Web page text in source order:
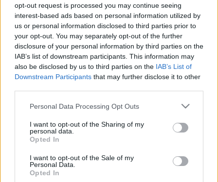
opt-out request is processed you may continue seeing
interest-based ads based on personal information utilized by
us or personal information disclosed to third parties prior to
your opt-out. You may separately opt-out of the further
disclosure of your personal information by third parties on the
IAB’s list of downstream participants. This information may
also be disclosed by us to third parties on the IAB’s List of
Downstream Participants that may further disclose it to other
Please note that this website/app uses one or more Google
not limited to your visit or usage behaviour. You may click to
grant or deny consent to Google and its third-party tags to
use your data for below specified purposes in below Google
consent section.
Personal Data Processing Opt Outs
I want to opt-out of the Sharing of my
personal data.
Opted In
I want to opt-out of the Sale of my
Personal Data.
Opted In